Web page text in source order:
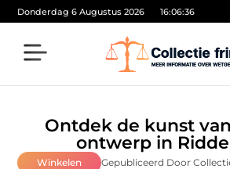
Donderdag 6 Augustus 2026 16:06:37
Ontdek de kunst
ontwerp in
Winkelen Gepubliceerd Door